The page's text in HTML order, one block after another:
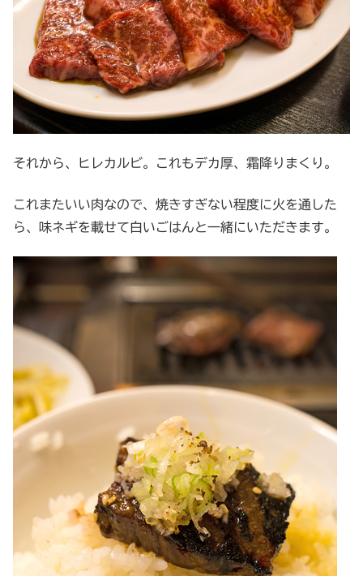
それから、ヒレカルビ。これもデカ厚、霜降りまくり。
これまたいい肉なので、焼きすぎない程度に火を通した
ら、味ネギを載せて白いごはんと一緒にいただきます。